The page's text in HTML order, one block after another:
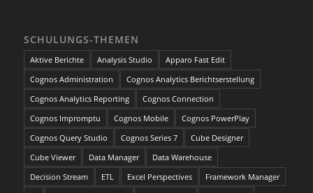
SCHULUNGS-THEMEN
Aktive Berichte Analysis Studio
Apparo Fast Edit
Cognos Administration
Cognos Analytics Berichtserstellung
Cognos Analytics Reporting
Cognos Connection
Cognos Impromptu
Cognos Mobile
Cognos PowerPlay
Cognos Query Studio
Cognos Series 7
Cube Designer
Cube Viewer
Data Manager
Data Warehouse
Decision Stream
ETL Excel Perspectives
Framework Manager